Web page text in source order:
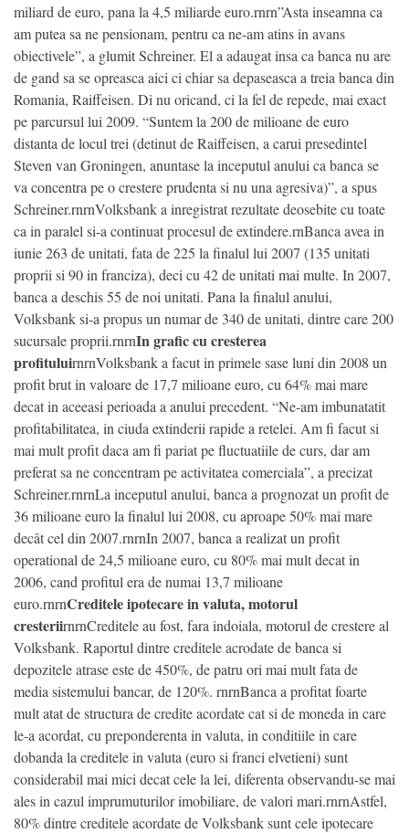
miliard de euro, pana la 4,5 miliarde euro.rnrn”Asta inseamna ca
am putea sa ne pensionam, pentru ca ne-am atins in avans
obiectivele”, a glumit Schreiner. El a adaugat insa ca banca nu are
de gand sa se opreasca aici ci chiar sa depaseasca a treia banca din
Romania, Raiffeisen. Di nu oricand, ci la fel de repede, mai exact
pe parcursul lui 2009. “Suntem la 200 de milioane de euro
distanta de locul trei (detinut de Raiffeisen, a carui presedintel
Steven van Groningen, anuntase la inceputul anului ca banca se
va concentra pe o crestere prudenta si nu una agresiva)”, a spus
Schreiner.rnrnVolksbank a inregistrat rezultate deosebite cu toate
ca in paralel si-a continuat procesul de extindere.rnBanca avea in
iunie 263 de unitati, fata de 225 la finalul lui 2007 (135 unitati
proprii si 90 in franciza), deci cu 42 de unitati mai multe. In 2007,
banca a deschis 55 de noi unitati. Pana la finalul anului,
Volksbank si-a propus un numar de 340 de unitati, dintre care 200
sucursale proprii.rnrnIn grafic cu cresterea
profituluirnrnVolksbank a facut in primele sase luni din 2008 un
profit brut in valoare de 17,7 milioane euro, cu 64% mai mare
decat in aceeasi perioada a anului precedent. “Ne-am imbunatatit
profitabilitatea, in ciuda extinderii rapide a retelei. Am fi facut si
mai mult profit daca am fi pariat pe fluctuatiile de curs, dar am
preferat sa ne concentram pe activitatea comerciala”, a precizat
Schreiner.rnrnLa inceputul anului, banca a prognozat un profit de
36 milioane euro la finalul lui 2008, cu aproape 50% mai mare
decât cel din 2007.rnrnIn 2007, banca a realizat un profit
operational de 24,5 milioane euro, cu 80% mai mult decat in
2006, cand profitul era de numai 13,7 milioane
euro.rnrnCreditele ipotecare in valuta, motorul
cresteriirnrnCreditele au fost, fara indoiala, motorul de crestere al
Volksbank. Raportul dintre creditele acrodate de banca si
depozitele atrase este de 450%, de patru ori mai mult fata de
media sistemului bancar, de 120%. rnrnBanca a profitat foarte
mult atat de structura de credite acordate cat si de moneda in care
le-a acordat, cu preponderenta in valuta, in conditiile in care
dobanda la creditele in valuta (euro si franci elvetieni) sunt
considerabil mai mici decat cele la lei, diferenta observandu-se mai
ales in cazul imprumuturilor imobiliare, de valori mari.rnrnAstfel,
80% dintre creditele acordate de Volksbank sunt cele ipotecare